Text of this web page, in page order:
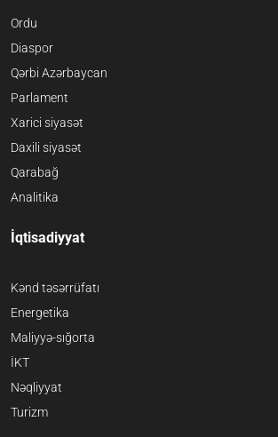
Ordu
Diaspor
Qərbi Azərbaycan
Parlament
Xarici siyasət
Daxili siyasət
Qarabağ
Analitika
İqtisadiyyat
Kənd təsərrüfatı
Energetika
Maliyyə-sığorta
İKT
Nəqliyyat
Turizm